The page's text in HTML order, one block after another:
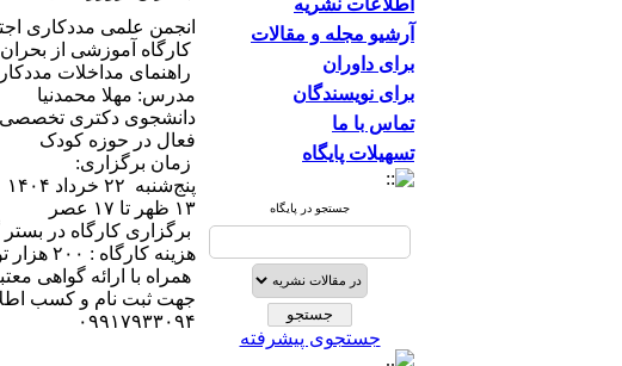
اطلاعات نشریه
آرشیو مجله و مقالات
برای داوران
برای نویسندگان
تماس با ما
تسهیلات پایگاه
جستجو در پایگاه
جستجوی پیشرفته
انجمن علمی مددکاری
کارگاه آموزشی از
راهنمای مداخلات
مدرس: مهلا محمدنیا
دانشجوی دکتری تخصصی
فعال در حوزه کودک
زمان برگزاری:
پنج‌شنبه ۲۲ خرداد ۱۴۰۴
۱۳ ظهر تا ۱۷ عصر
برگزاری کارگاه در
هزینه کارگاه : ۲۰۰ هزار تومان
همراه با ارائه گواهی
جهت ثبت نام و کسب
۰۹۹۱۷۹۳۳۰۹۴